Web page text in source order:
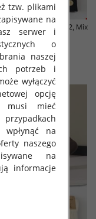
damskie Roz 35-42, Mix
Paczka 40 szt
3.20 zł
szczegóły
tzw. plikami
na
serwer i
o
naszej
potrzeb i
wyłączyć
opcję
musi mieć
na
naszego
na
informacje